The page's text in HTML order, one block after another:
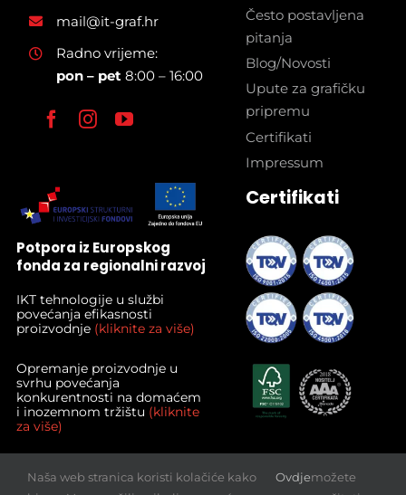
mail@it-graf.hr
Radno vrijeme:
pon – pet 8:00 – 16:00
Često postavljena
pitanja
Blog/Novosti
Upute za grafičku
pripremu
Certifikati
Impressum
Potpora iz Europskog
fonda za regionalni razvoj
IKT tehnologije u službi
povećanja efikasnosti
proizvodnje (kliknite za više)
Opremanje proizvodnje u
svrhu povećanja
konkurentnosti na domaćem
i inozemnom tržištu (kliknite
za više)
proizvoda poduzeća I.T.-Graf
Certifikati
Naša web stranica koristi kolačiće kako
Ovdjemožete